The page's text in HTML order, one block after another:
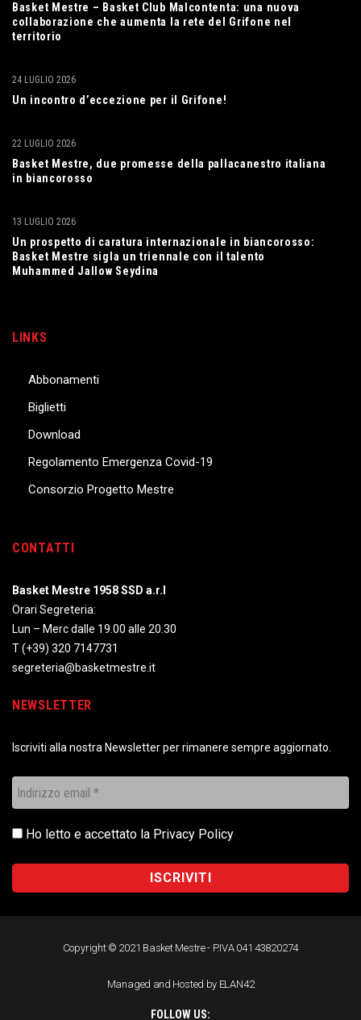
Basket Mestre – Basket Club Malcontenta: una nuova
collaborazione che aumenta la rete del Grifone nel
territorio
Un incontro d’eccezione per il Grifone!
24 LUGLIO 2026
Basket Mestre, due promesse della pallacanestro italiana
in biancorosso
22 LUGLIO 2026
Un prospetto di caratura internazionale in biancorosso:
Basket Mestre sigla un triennale con il talento
Muhammed Jallow Seydina
13 LUGLIO 2026
LINKS
Abbonamenti
Biglietti
Download
Regolamento Emergenza Covid-19
Consorzio Progetto Mestre
CONTATTI
Basket Mestre 1958 SSD a.r.l
Orari Segreteria:
Lun – Merc dalle 19.00 alle 20.30
T(+39) 320 7147731
segreteria@basketmestre.it
NEWSLETTER
Iscriviti alla nostra Newsletter per rimanere sempre aggiornato.
Ho letto e accettato la Privacy Policy
Copyright © 2021 Basket Mestre - P.IVA 041 43820274
Managed and Hosted by ELAN42
FOLLOW US: